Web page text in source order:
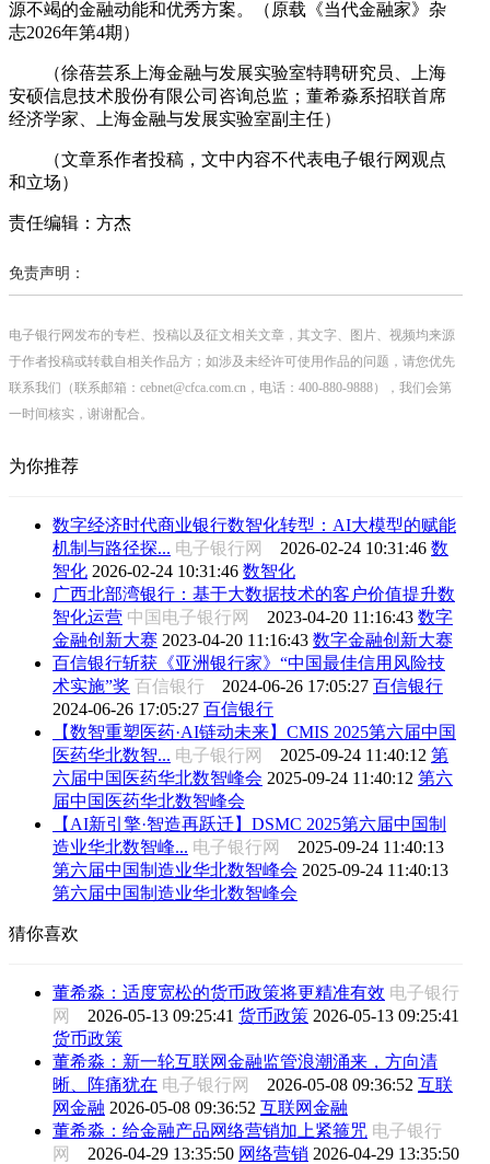
源不竭的金融动能和优秀方案。（原载《当代金融家》杂
志2026年第4期）
（徐蓓芸系上海金融与发展实验室特聘研究员、上海
安硕信息技术股份有限公司咨询总监；董希淼系招联首席
经济学家、上海金融与发展实验室副主任）
（文章系作者投稿，文中内容不代表电子银行网观点
和立场）
责任编辑：方杰
免责声明：
电子银行网发布的专栏、投稿以及征文相关文章，其文字、图片、视频均来源
于作者投稿或转载自相关作品方；如涉及未经许可使用作品的问题，请您优先
联系我们（联系邮箱：cebnet@cfca.com.cn，电话：400-880-9888），我们会第
一时间核实，谢谢配合。
为你推荐
数字经济时代商业银行数智化转型：AI大模型的赋能
机制与路径探... 电子银行网 2026-02-24 10:31:46 数
智化 2026-02-24 10:31:46 数智化
广西北部湾银行：基于大数据技术的客户价值提升数
智化运营 中国电子银行网 2023-04-20 11:16:43 数字
金融创新大赛 2023-04-20 11:16:43 数字金融创新大赛
百信银行斩获《亚洲银行家》“中国最佳信用风险技
术实施”奖 百信银行 2024-06-26 17:05:27 百信银行
2024-06-26 17:05:27 百信银行
【数智重塑医药·AI链动未来】CMIS 2025第六届中国
医药华北数智... 电子银行网 2025-09-24 11:40:12 第
六届中国医药华北数智峰会 2025-09-24 11:40:12 第六
届中国医药华北数智峰会
【AI新引擎·智造再跃迁】DSMC 2025第六届中国制
造业华北数智峰... 电子银行网 2025-09-24 11:40:13
第六届中国制造业华北数智峰会 2025-09-24 11:40:13
第六届中国制造业华北数智峰会
猜你喜欢
董希淼：适度宽松的货币政策将更精准有效 电子银行
网 2026-05-13 09:25:41 货币政策 2026-05-13 09:25:41
货币政策
董希淼：新一轮互联网金融监管浪潮涌来，方向清
晰、阵痛犹在 电子银行网 2026-05-08 09:36:52 互联
网金融 2026-05-08 09:36:52 互联网金融
董希淼：给金融产品网络营销加上紧箍咒 电子银行
网 2026-04-29 13:35:50 网络营销 2026-04-29 13:35:50